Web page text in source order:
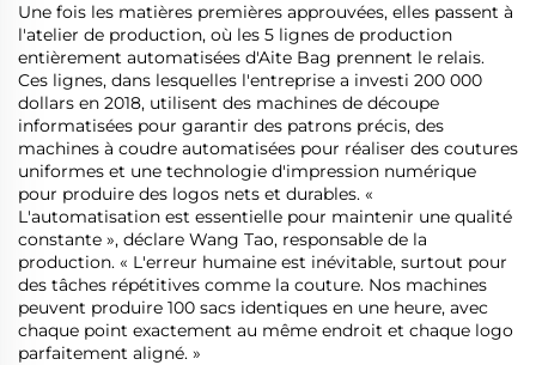
Une fois les matières premières approuvées, elles passent à
l'atelier de production, où les 5 lignes de production
entièrement automatisées d'Aite Bag prennent le relais.
Ces lignes, dans lesquelles l'entreprise a investi 200 000
dollars en 2018, utilisent des machines de découpe
informatisées pour garantir des patrons précis, des
machines à coudre automatisées pour réaliser des coutures
uniformes et une technologie d'impression numérique
pour produire des logos nets et durables. «
L'automatisation est essentielle pour maintenir une qualité
constante », déclare Wang Tao, responsable de la
production. « L'erreur humaine est inévitable, surtout pour
des tâches répétitives comme la couture. Nos machines
peuvent produire 100 sacs identiques en une heure, avec
chaque point exactement au même endroit et chaque logo
parfaitement aligné. »